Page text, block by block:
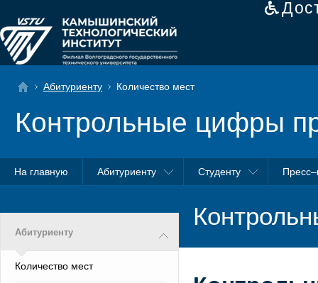
Абитуриенту Количество мест
Контрольные цифры
На главную Абитуриенту Студенту
Абитуриенту
Количество мест